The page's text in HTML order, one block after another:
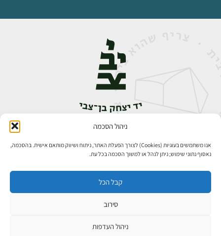
ניהול הסכמה
אנו משתמשים בעוגיות (Cookies) לצורך הפעלת האתר, ניתוח ושיווק מותאם אישית. בהסכמה,
נאסוף נתוני שימוש; ניתן לנהל או למשוך הסכמה בכל עת.
קבל הכל
סירוב
ניהול העדפות
אבן גבירול 14, רחביה, ירושלים
פיתוח אתרים